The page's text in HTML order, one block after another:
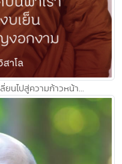
นไปสู่ความก้าวหน้า...